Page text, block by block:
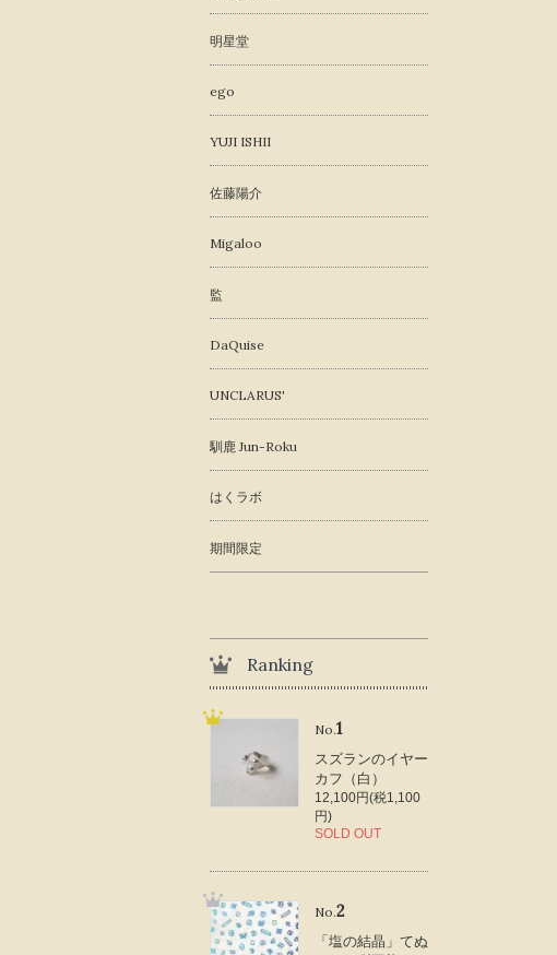
明星堂
ego
YUJI ISHII
佐藤陽介
Migaloo
監
DaQuise
UNCLARUS'
馴鹿 Jun-Roku
はくラボ
期間限定
Ranking
No.1
スズランのイヤー
カフ（白）
12,100円(税1,100
円)
SOLD OUT
No.2
「塩の結晶」てぬ